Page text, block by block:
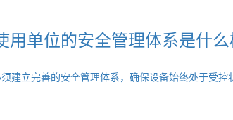
单位的安全管理体系是什么
建立完善的安全管理体系，确保设备始终处于受